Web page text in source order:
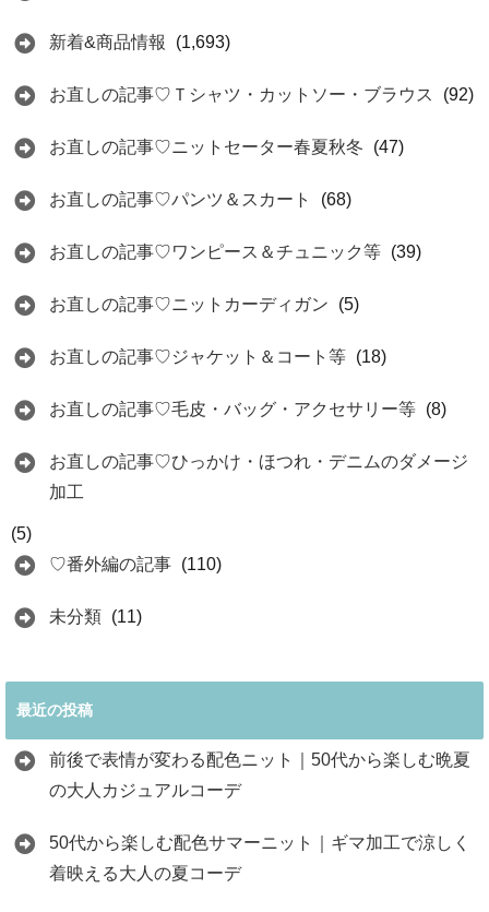
新着&商品情報 (1,693)
お直しの記事♡Ｔシャツ・カットソー・ブラウス (92)
お直しの記事♡ニットセーター春夏秋冬 (47)
お直しの記事♡パンツ＆スカート (68)
お直しの記事♡ワンピース＆チュニック等 (39)
お直しの記事♡ニットカーディガン (5)
お直しの記事♡ジャケット＆コート等 (18)
お直しの記事♡毛皮・バッグ・アクセサリー等 (8)
お直しの記事♡ひっかけ・ほつれ・デニムのダメージ
加工
(5)
♡番外編の記事 (110)
未分類 (11)
最近の投稿
前後で表情が変わる配色ニット｜50代から楽しむ晩夏
の大人カジュアルコーデ
50代から楽しむ配色サマーニット｜ギマ加工で涼しく
着映える大人の夏コーデ